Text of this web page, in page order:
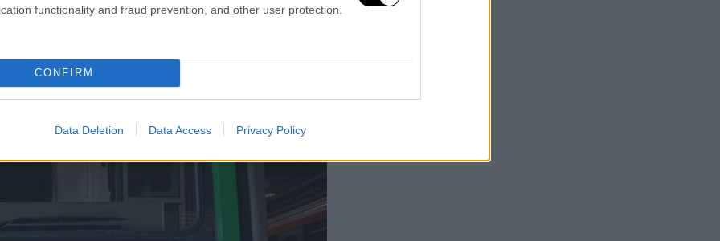
functionality and fraud prevention, and other user protection.
CONFIRM
Data Deletion Data Access Privacy Policy